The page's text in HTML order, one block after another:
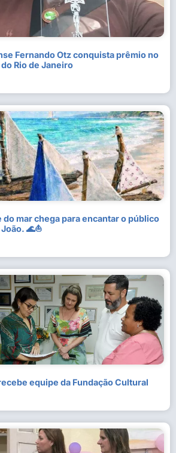
Fernando Otz conquista prêmio no
Rio de Janeiro
do mar chega para encantar o público
🌊⛵
equipe da Fundação Cultural